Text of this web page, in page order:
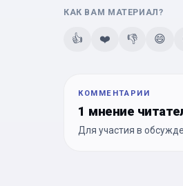
КАК ВАМ МАТЕРИАЛ?
👍 ❤️ 👎 😄
КОММЕНТАРИИ
1 мнение
Для участия в